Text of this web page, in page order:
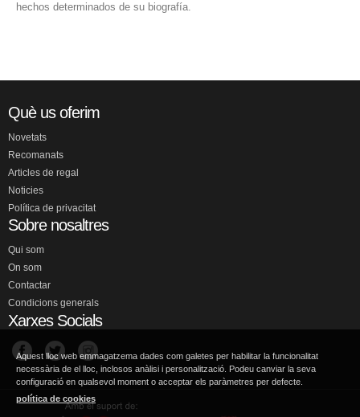
hechos determinados de su biografía.
Què us oferim
Novetats
Recomanats
Articles de regal
Noticies
Política de privacitat
Sobre nosaltres
Qui som
On som
Contactar
Condicions generals
Xarxes Socials
Aquest lloc web emmagatzema dades com galetes per habilitar la funcionalitat
necessària de el lloc, inclosos anàlisi i personalització. Podeu canviar la seva
configuració en qualsevol moment o acceptar els paràmetres per defecte.
política de cookies